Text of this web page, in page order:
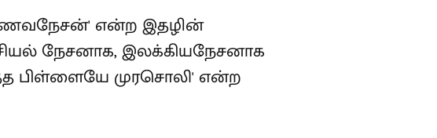
என்ற இதழின்
நேசனாக, இலக்கியநேசனாக
பிள்ளையே முரசொலி' என்ற